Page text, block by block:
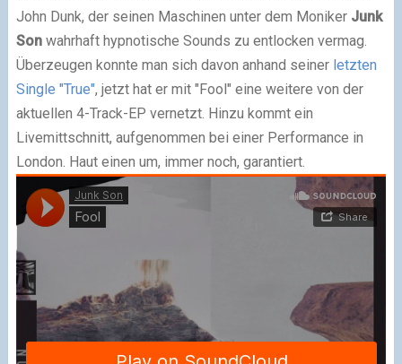
John Dunk, der seinen Maschinen unter dem Moniker Junk
Son wahrhaft hypnotische Sounds zu entlocken vermag.
Überzeugen konnte man sich davon anhand seiner letzten
Single "True", jetzt hat er mit "Fool" eine weitere von der
aktuellen 4-Track-EP vernetzt. Hinzu kommt ein
Livemittschnitt, aufgenommen bei einer Performance in
London. Haut einen um, immer noch, garantiert.